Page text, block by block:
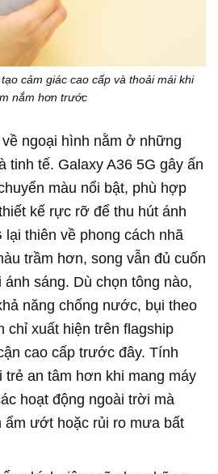
cảm giác cao cấp và thoải mái khi
nắm hơn trước
ngoại hình nằm ở những
tinh tế. Galaxy A36 5G gây ấn
màu nổi bật, phù hợp
kế rực rỡ để thu hút ánh
lại thiên về phong cách nhã
trầm hơn, song vẫn đủ cuốn
sáng. Dù chọn tông nào,
năng chống nước, bụi theo
chỉ xuất hiện trên flagship
cao cấp trước đây. Tính
an tâm hơn khi mang máy
hoạt động ngoài trời mà
ẩm ướt hoặc rủi ro mưa bất